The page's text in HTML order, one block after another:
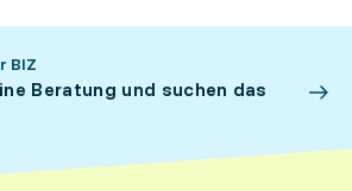
BIZ
Beratung und suchen das